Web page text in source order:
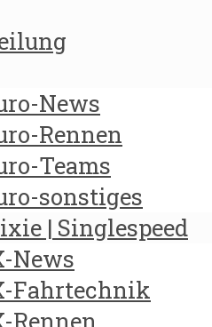
News
Rennen
Teams
sonstiges
| Singlespeed
News
Fahrtechnik
Rennen